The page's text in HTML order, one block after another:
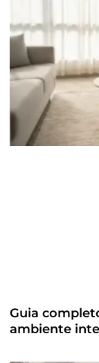
Guia
ambiente